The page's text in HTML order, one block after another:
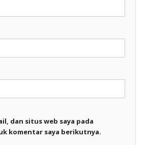
dan situs web saya pada
komentar saya berikutnya.